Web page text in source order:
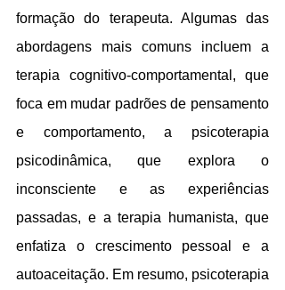
formação do terapeuta. Algumas das
abordagens mais comuns incluem a
terapia cognitivo-comportamental, que
foca em mudar padrões de pensamento
e comportamento, a psicoterapia
psicodinâmica, que explora o
inconsciente e as experiências
passadas, e a terapia humanista, que
enfatiza o crescimento pessoal e a
autoaceitação. Em resumo, psicoterapia